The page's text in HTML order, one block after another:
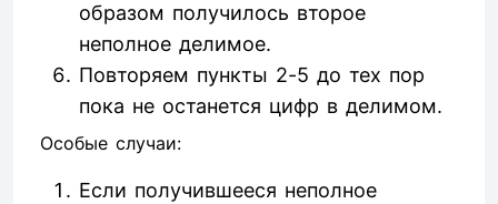
образом получилось второе
неполное делимое.
Повторяем пункты 2-5 до тех пор
пока не останется цифр в делимом.
Особые случаи:
Если получившееся неполное